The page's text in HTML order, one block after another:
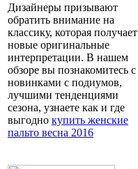
Дизайнеры призывают
обратить внимание на
классику, которая получает
новые оригинальные
интерпретации. В нашем
обзоре вы познакомитесь с
новинками с подиумов,
лучшими тенденциями
сезона, узнаете как и где
выгодно купить женские
пальто весна 2016